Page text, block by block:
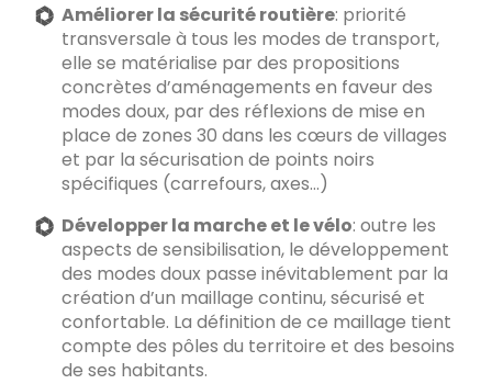
Améliorer la sécurité routière: priorité
transversale à tous les modes de transport,
elle se matérialise par des propositions
concrètes d’aménagements en faveur des
modes doux, par des réflexions de mise en
place de zones 30 dans les cœurs de villages
et par la sécurisation de points noirs
spécifiques (carrefours, axes…)
Développer la marche et le vélo: outre les
aspects de sensibilisation, le développement
des modes doux passe inévitablement par la
création d’un maillage continu, sécurisé et
confortable. La définition de ce maillage tient
compte des pôles du territoire et des besoins
de ses habitants.